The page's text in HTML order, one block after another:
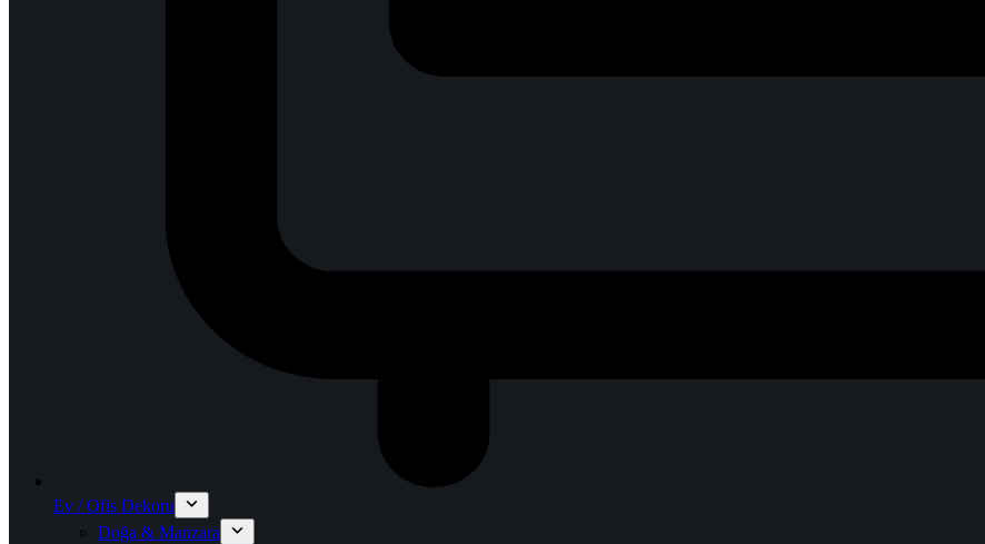
Ev / Ofis Dekoru
Doğa & Manzara